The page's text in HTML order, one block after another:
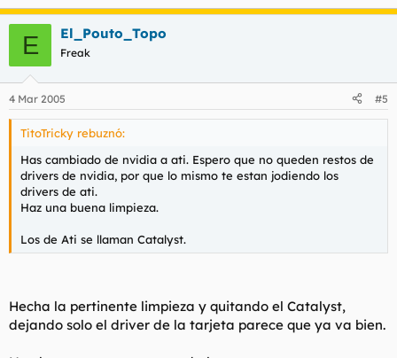
E El_Pouto_Topo
Freak
4 Mar 2005 #5
TitoTricky rebuznó:
Has cambiado de nvidia a ati. Espero que no queden restos de
drivers de nvidia, por que lo mismo te estan jodiendo los
drivers de ati.
Haz una buena limpieza.
Los de Ati se llaman Catalyst.
Hecha la pertinente limpieza y quitando el Catalyst,
dejando solo el driver de la tarjeta parece que ya va bien.